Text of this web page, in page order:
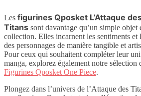
Les figurines Qposket L’Attaque
Titans sont davantage qu’un simple objet
collection. Elles incarnent les sentiments et
des personnages de manière tangible et
Pour ceux qui souhaitent compléter leur
manga, explorez également notre sélection
Figurines Qposket One Piece.
Plongez dans l’univers de l’Attaque des